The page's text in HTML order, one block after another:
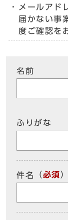
メールアド
届かない事
度ご確認を
名前
ふりがな
件名 （必須）